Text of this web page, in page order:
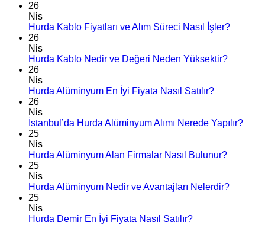
26
Nis
Hurda Kablo Fiyatları ve Alım Süreci Nasıl İşler?
26
Nis
Hurda Kablo Nedir ve Değeri Neden Yüksektir?
26
Nis
Hurda Alüminyum En İyi Fiyata Nasıl Satılır?
26
Nis
İstanbul’da Hurda Alüminyum Alımı Nerede Yapılır?
25
Nis
Hurda Alüminyum Alan Firmalar Nasıl Bulunur?
25
Nis
Hurda Alüminyum Nedir ve Avantajları Nelerdir?
25
Nis
Hurda Demir En İyi Fiyata Nasıl Satılır?